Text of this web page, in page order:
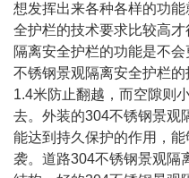
想发挥出来各种各样的功
全护栏的技术要求比较高
隔离安全护栏的功能是不
不锈钢景观隔离安全护栏
1.4米防止翻越，而空隙则
去。外装的304不锈钢景观
能达到持久保护的作用，
袭。道路304不锈钢景观隔